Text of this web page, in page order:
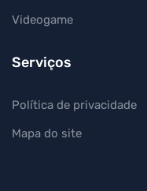
Videogame
Serviços
Política de privacidade
Mapa do site